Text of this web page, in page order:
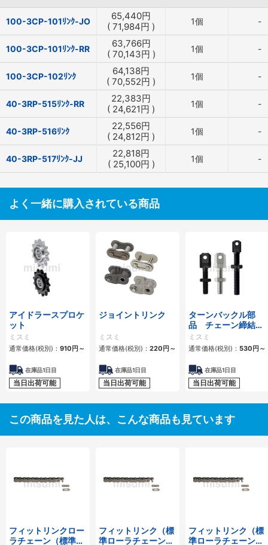
100-3CP-101ﾘﾝｸ-JO 65,440円
( 71,984円 ) 1個 -
100-3CP-101ﾘﾝｸ-RR 63,766円
( 70,143円 ) 1個 -
100-3CP-102ﾘﾝｸ 64,138円
( 70,552円 ) 1個 -
40-3RP-515ﾘﾝｸ-RR 22,383円
( 24,621円 ) 1個 -
40-3RP-516ﾘﾝｸ 22,556円
( 24,812円 ) 1個 -
40-3RP-517ﾘﾝｸ-JJ 22,818円
( 25,100円 ) 1個 -
よく一緒に購入されている商品
アイドラースプロケ
ット
ミスミ
通常価格(税別)： 910円～
在庫品1日目
当日出荷可能
ジョイントリンク
ミスミ
通常価格(税別)： 220円～
在庫品1日目
当日出荷可能
ターンバックル部
品 チェーン締結
用 スタンダードタ
イプ・ロングタイプ
ミスミ
通常価格(税別)： 530円～
在庫品1日目
当日出荷可能
この商品を見た人は、こんな商品も見ています
フィットリンクロー
ラチェーン（標準ロ
フィットリンク（標
準ローラチェーン）
フィットリンク（標
準ローラチェーン）